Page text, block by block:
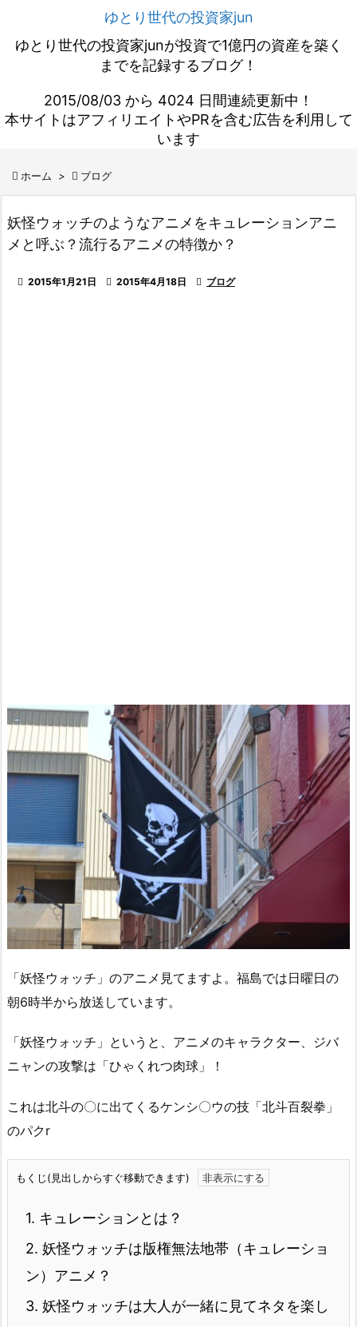
ゆとり世代の投資家jun
ゆとり世代の投資家junが投資で1億円の資産を築く
までを記録するブログ！
2015/08/03 から 4024 日間連続更新中！
本サイトはアフィリエイトやPRを含む広告を利用して
います
 ホーム >  ブログ
妖怪ウォッチのようなアニメをキュレーションアニ
メと呼ぶ？流行るアニメの特徴か？
 2015年1月21日  2015年4月18日  ブログ
「妖怪ウォッチ」のアニメ見てますよ。福島では日曜日の
朝6時半から放送しています。
「妖怪ウォッチ」というと、アニメのキャラクター、ジバ
ニャンの攻撃は「ひゃくれつ肉球」！
これは北斗の〇に出てくるケンシ〇ウの技「北斗百裂拳」
のパクr
もくじ(見出しからすぐ移動できます)
1. キュレーションとは？
2. 妖怪ウォッチは版権無法地帯（キュレーショ
ン）アニメ？
3. 妖怪ウォッチは大人が一緒に見てネタを楽し